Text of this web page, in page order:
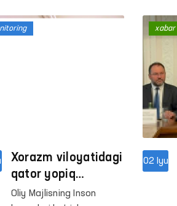
— Seym a’zolari Marek
Rjonsa, Vanda Novitska
Xorazm viloyatidagi
qator yopiq
muassasalarga
Oliy Majlisning Inson
02 Iyu
xabar